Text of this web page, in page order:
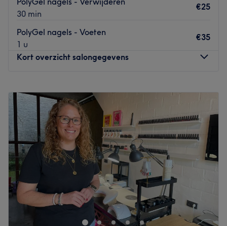
top tot teen, met oog voor detail en welzijn.
30 min
€25
PolyGel nagels - Voeten
1 u
€35
Kort overzicht salongegevens
Dinsdag
Woensdag
Donderdag
09:00–20:00
Vrijdag
09:00–18:00
Zaterdag
Gesloten
Zondag
Gesloten
Bij Bellezza in Aartselaar kun je terecht voor diverse
beautybehandelingen. Eigenaresse Joke biedt sugaring of
wax behandelingen aan en ook voor een manicure kun je
hier terecht. Maar haar specialiteit ligt bij de voeten. Of